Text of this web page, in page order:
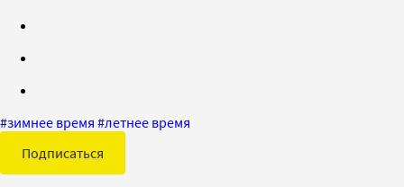
#зимнее время #летнее время
Подписаться